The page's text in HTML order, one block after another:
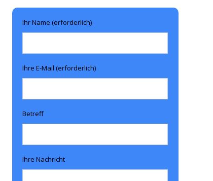
Ihr Name (erforderlich)
Ihre E-Mail (erforderlich)
Betreff
Ihre Nachricht